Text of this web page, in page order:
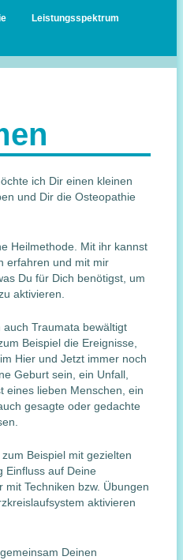
Alexandra
Neugersdorf
Leistungsspektrum
ich Dir einen kleinen
und Dir die Osteopathie
Heilmethode. Mit ihr kannst
erfahren und mit mir
Du für Dich benötigst, um
aktivieren.
Traumata bewältigt
Beispiel die Ereignisse,
Hier und Jetzt immer noch
Geburt sein, ein Unfall,
eines lieben Menschen, ein
gesagte oder gedachte
Beispiel mit gezielten
Einfluss auf Deine
Techniken bzw. Übungen
aktivieren
Deinen